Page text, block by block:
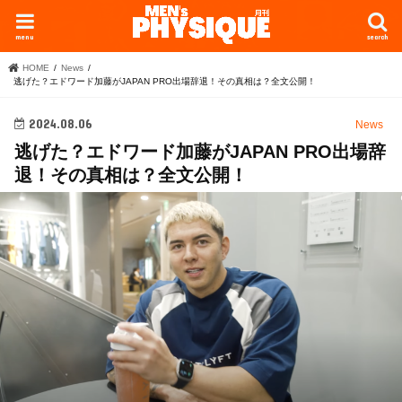
search
menu
HOME
News
逃げた？エドワード加藤がJAPAN PRO出場辞退！その真相は？全文公開！
News
2024.08.06
逃げた？エドワード加藤がJAPAN PRO出場辞
退！その真相は？全文公開！